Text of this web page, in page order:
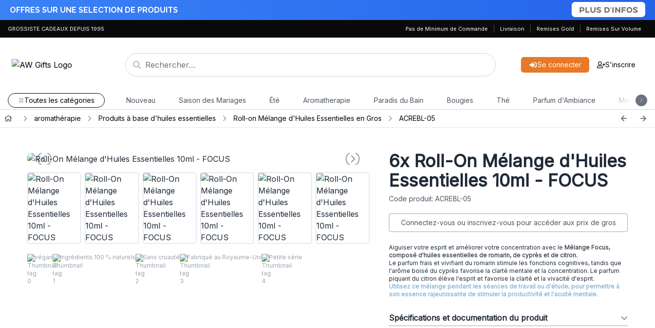
OFFRES SUR UNE SELECTION DE PRODUITS PLUS D'INFOS
GROSSISTE CADEAUX DEPUIS 1995 Pas de Minimum de Commande Livraison Remises Gold Remises Sur Volume
Se connecter S'inscrire
Toutes les catégories Nouveau Saison des Mariages Été Aromatherapie Paradis du Bain Bougies Thé Parfum d'Ambiance Maison &
aromathérapie Produits à base d'huiles essentielles Roll-on Mélange d'Huiles Essentielles en Gros ACREBL-05
végan Ingrédients 100 % naturels Sans cruauté Fabriqué au Royaume-Uni Petite série
6xRoll-On Mélange d'Huiles
Essentielles 10ml - FOCUS
Code produit: ACREBL-05
Connectez-vous ou inscrivez-vous pour accéder aux prix de gros
Aiguiser votre esprit et améliorer votre concentration avec le Mélange Focus,
composé d'huiles essentielles de romarin, de cyprès et de citron.
Le parfum frais et vivifiant du romarin stimule les fonctions cognitives, tandis que
l'arôme boisé du cyprès favorise la clarté mentale et la concentration. Le parfum
piquant du citron élève l'esprit et favorise la clarté et la vivacité d'esprit.
Utilisez ce mélange pendant les séances de travail ou d'étude, pour permettre à
son essence rajeunissante de stimuler la productivité et l'acuité mentale.
Spécifications et documentation du produit